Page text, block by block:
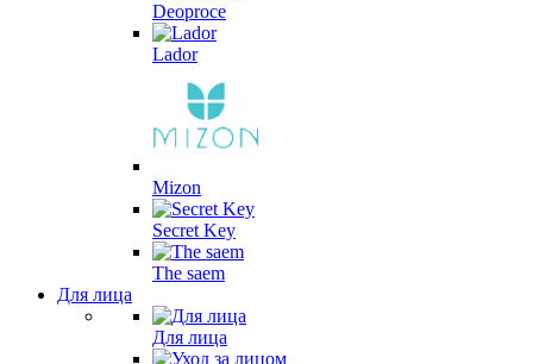
Deoproce
Lador
Mizon
Secret Key
The saem
Для лица
Для лица